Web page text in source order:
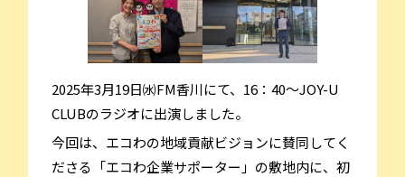
2025年3月19日㈬FM香川にて、16：40～JOY-U
CLUBのラジオに出演しました。
今回は、エコわの地域貢献ビジョンに賛同してく
ださる「エコわ企業サポーター」の敷地内に、初